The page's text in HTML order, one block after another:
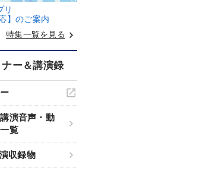
リ
】のご案内
特集一覧を見る keyboard_arrow_right
ー＆講演録
演音声・動
覧
収録物